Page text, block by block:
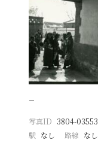
−
写真ID 3804-
駅 なし 路線 なし